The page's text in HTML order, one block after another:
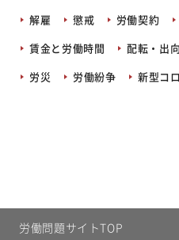
解雇
懲戒 労働契約
賃金と労働時間
配転・出
労災
労働紛争 新型コ
労働問題サイトTOP